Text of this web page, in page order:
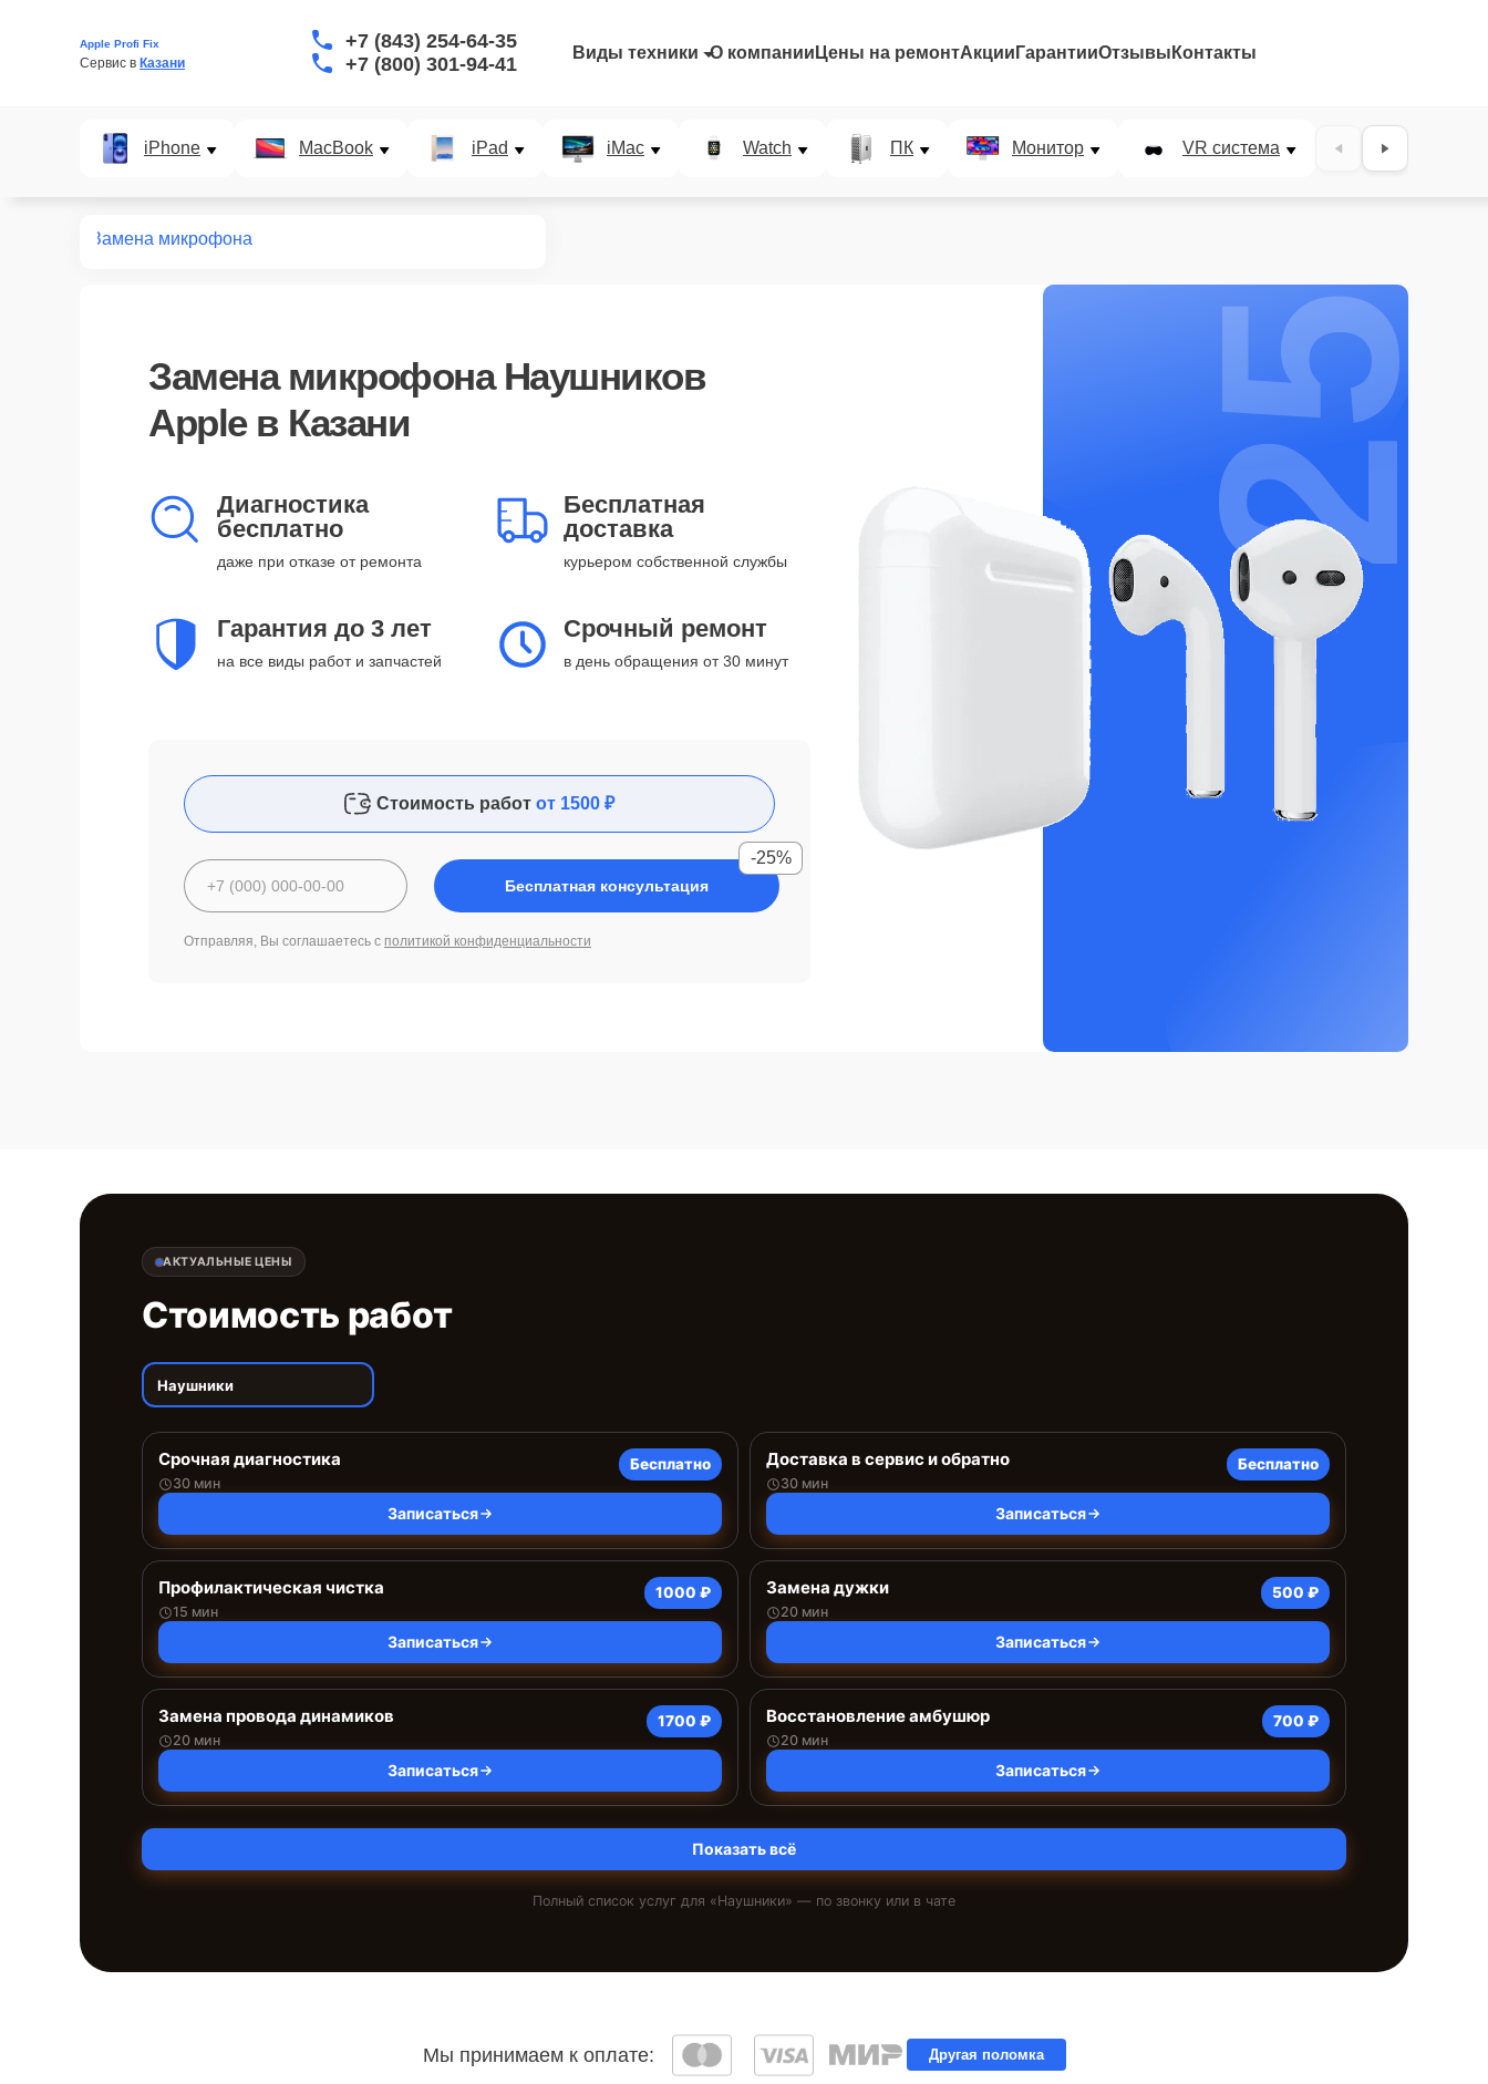
Apple Profi Fix
Сервис в Казани
+7 (843) 254-64-35
+7 (800) 301-94-41
Виды техники О компании Цены на ремонтАкции ГарантииОтзывы Контакты
iPhone MacBook iPad iMac Watch ПК Монитор VR система Наушники
Замена микрофона
Замена микрофона Наушников
Apple в Казани
Диагностика
бесплатно
даже при отказе от ремонта
Бесплатная
доставка
курьером собственной службы
Гарантия до 3 лет
на все виды работ и запчастей
Срочный ремонт
в день обращения от 30 минут
Стоимость работ от 1500 ₽
Бесплатная консультация
-25%
Отправляя, Вы соглашаетесь с политикой конфиденциальности
25%
АКТУАЛЬНЫЕ ЦЕНЫ
Стоимость работ
Наушники
Срочная диагностика
30 мин
Бесплатно
Записаться
Доставка в сервис и обратно
30 мин
Бесплатно
Записаться
Профилактическая чистка
15 мин
1000 ₽
Записаться
Замена дужки
20 мин
500 ₽
Записаться
Замена провода динамиков
20 мин
1700 ₽
Записаться
Восстановление амбушюр
20 мин
700 ₽
Записаться
Показать всё
Полный список услуг для «Наушники» — по звонку или в чате
Мы принимаем к оплате: Другая поломка